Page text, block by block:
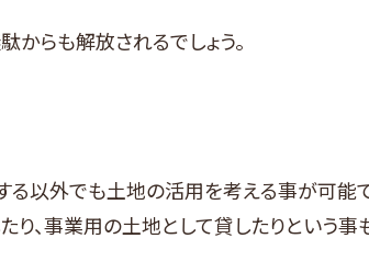
からも解放されるでしょう。
以外でも土地の活用を考える事が可能
、事業用の土地として貸したりという事